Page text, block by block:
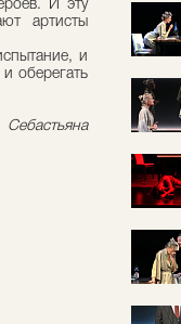
И эту
артисты
и
оберегать